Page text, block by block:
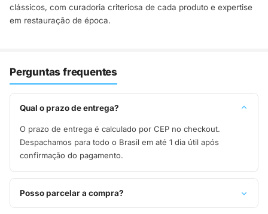
clássicos, com curadoria criteriosa de cada produto e expertise
em restauração de época.
Perguntas frequentes
Qual o prazo de entrega?
O prazo de entrega é calculado por CEP no checkout.
Despachamos para todo o Brasil em até 1 dia útil após
confirmação do pagamento.
Posso parcelar a compra?